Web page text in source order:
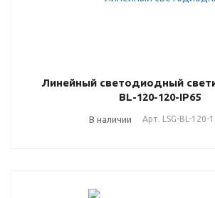
Линейный светодиодный
BL-120-120-IP65
В наличии Арт. LSG-BL-120-